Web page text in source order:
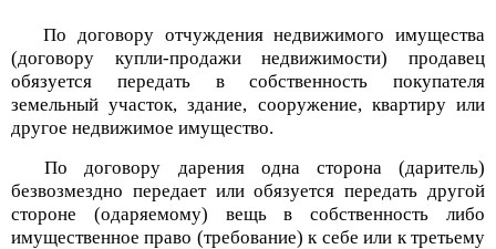
По договору отчуждения недвижимого имущества
(договору купли-продажи недвижимости) продавец
обязуется передать в собственность покупателя
земельный участок, здание, сооружение, квартиру или
другое недвижимое имущество.
По договору дарения одна сторона (даритель)
безвозмездно передает или обязуется передать другой
стороне (одаряемому) вещь в собственность либо
имущественное право (требование) к себе или к третьему